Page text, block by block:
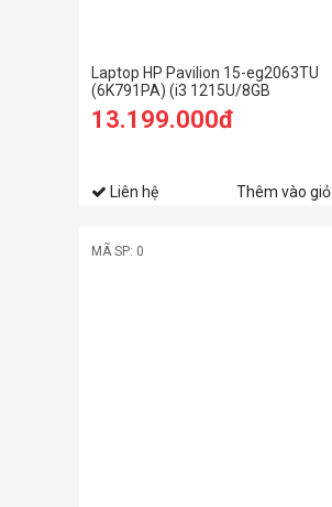
Laptop HP Pavilion 15-eg2063TU
(6K791PA) (i3 1215U/8GB
RAM/256GB SSD/15.6
FHD/Win11/Bạc)
13.199.000đ
Liên hệ Thêm vào giỏ
MÃ SP: 0